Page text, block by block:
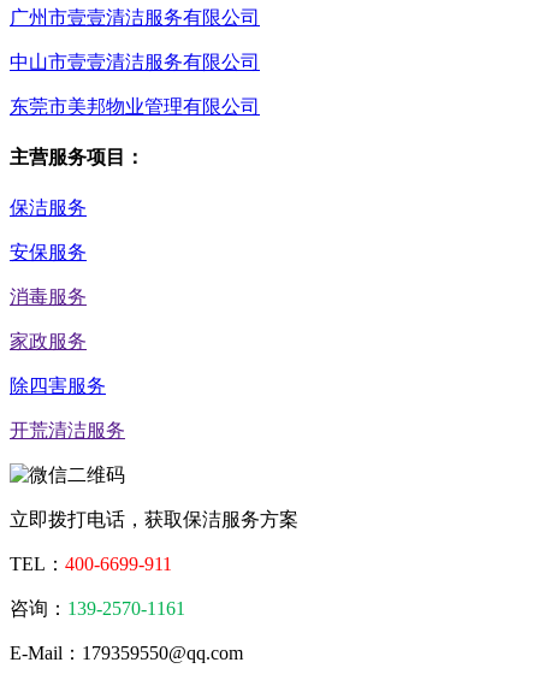
广州市壹壹清洁服务有限公司
中山市壹壹清洁服务有限公司
东莞市美邦物业管理有限公司
主营服务项目：
保洁服务
安保服务
消毒服务
家政服务
除四害服务
开荒清洁服务
立即拨打电话，获取保洁服务方案
TEL： 400-6699-911
咨询： 139-2570-1161
E-Mail：179359550@qq.com